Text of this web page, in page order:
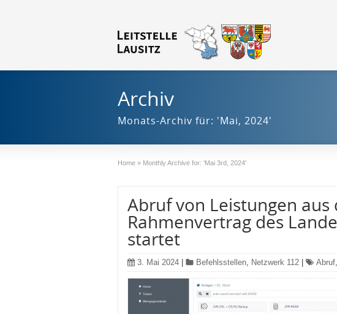
Archiv
Monats-Archiv für: 'Mai, 2024'
Home » Monthly Archive for: 'Mai 3rd, 2024'
Abruf von Leistungen aus
Rahmenvertrag des
startet
3. Mai 2024 Befehlsstellen, Netzwerk 112 Abruf,